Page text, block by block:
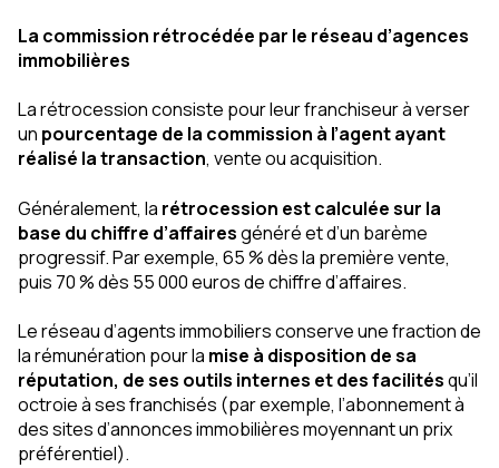
La commission rétrocédée par le réseau d’agences
immobilières
La rétrocession consiste pour leur franchiseur à verser
un pourcentage de la commission à l’agent ayant
réalisé la transaction, vente ou acquisition.
Généralement, la rétrocession est calculée sur la
base du chiffre d’affairesgénéré et d’un barème
progressif. Par exemple, 65 % dès la première vente,
puis 70 % dès 55 000 euros de chiffre d’affaires.
Le réseau d’agents immobiliers conserve une fraction de
la rémunération pour la mise à disposition de sa
réputation, de ses outils internes et des facilitésqu’il
octroie à ses franchisés (par exemple, l’abonnement à
des sites d’annonces immobilières moyennant un prix
préférentiel).